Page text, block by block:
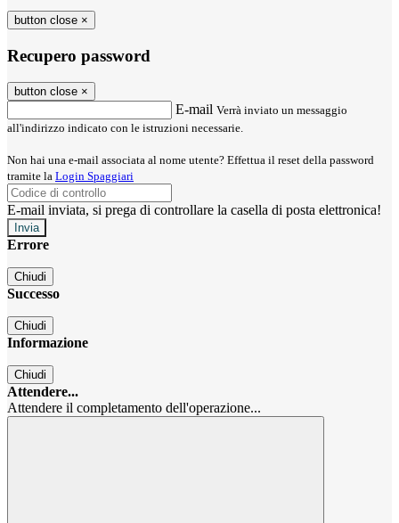
button close ×
Recupero password
button close ×
E-mail Verrà inviato un messaggio
all'indirizzo indicato con le istruzioni necessarie.
Non hai una e-mail associata al nome utente? Effettua il reset della password
tramite la Login Spaggiari
E-mail inviata, si prega di controllare la casella di posta elettronica!
Errore
Chiudi
Successo
Chiudi
Informazione
Chiudi
Attendere...
Attendere il completamento dell'operazione...